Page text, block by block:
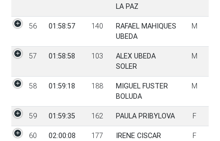
LA PAZ
56 01:58:57 140
RAFAEL MAHIQUES
UBEDA
M
57 01:58:58 103
ALEX UBEDA
SOLER
M
58 01:59:18 188
MIGUEL FUSTER
BOLUDA
M
59 01:59:35 162 PAULA PRIBYLOVA F
60 02:00:08 177
IRENE CISCAR
F